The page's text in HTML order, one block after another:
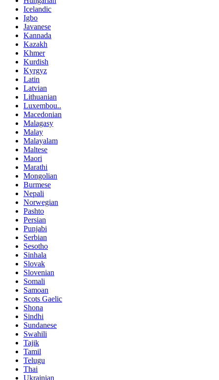
Icelandic
Igbo
Javanese
Kannada
Kazakh
Khmer
Kurdish
Kyrgyz
Latin
Latvian
Lithuanian
Luxembou..
Macedonian
Malagasy
Malay
Malayalam
Maltese
Maori
Marathi
Mongolian
Burmese
Nepali
Norwegian
Pashto
Persian
Punjabi
Serbian
Sesotho
Sinhala
Slovak
Slovenian
Somali
Samoan
Scots Gaelic
Shona
Sindhi
Sundanese
Swahili
Tajik
Tamil
Telugu
Thai
Ukrainian